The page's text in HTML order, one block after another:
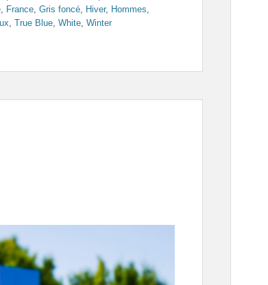
France Gris foncé Hiver, Hommes
True Blue White Winter